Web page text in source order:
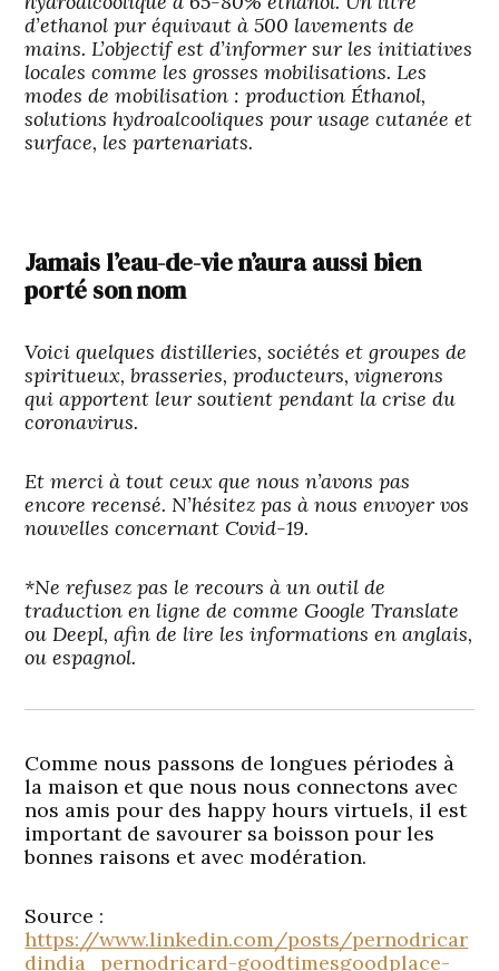
d’ethanol pur équivaut à 500 lavements de
mains. L’objectif est d’informer sur les initiatives
locales comme les grosses mobilisations. Les
modes de mobilisation : production Éthanol,
solutions hydroalcooliques pour usage cutanée et
surface, les partenariats.
Jamais l’eau-de-vie n’aura aussi bien
porté son nom
Voici quelques distilleries, sociétés et groupes de
spiritueux, brasseries, producteurs, vignerons
qui apportent leur soutient pendant la crise du
coronavirus.
Et merci à tout ceux que nous n’avons pas
encore recensé. N’hésitez pas à nous envoyer vos
nouvelles concernant Covid-19.
*Ne refusez pas le recours à un outil de
traduction en ligne de comme Google Translate
ou Deepl, afin de lire les informations en anglais,
ou espagnol.
Comme nous passons de longues périodes à
la maison et que nous nous connectons avec
nos amis pour des happy hours virtuels, il est
important de savourer sa boisson pour les
bonnes raisons et avec modération.
Source :
https://www.linkedin.com/posts/pernodricar
dindia_pernodricard-goodtimesgoodplace-